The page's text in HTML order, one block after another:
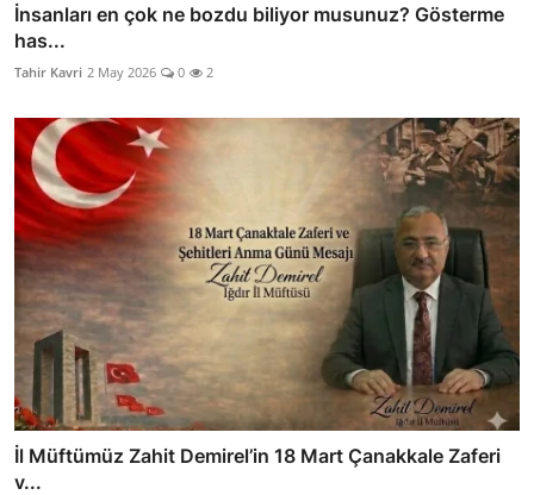
İnsanları en çok ne bozdu biliyor musunuz? Gösterme
has...
Tahir Kavri 2 May 2026 0 2
İl Müftümüz Zahit Demirel’in 18 Mart Çanakkale Zaferi
v...